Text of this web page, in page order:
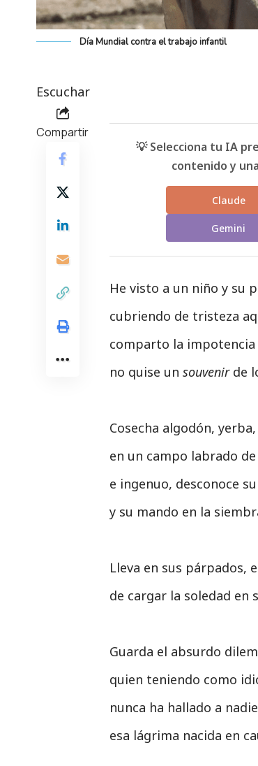
Día Mundial contra el trabajo infantil
Escuchar
Compartir
💡 Selecciona tu IA
contenido y
Claude
Gemini
He visto a un niño y su
cubriendo de tristeza
comparto la
no quise un souvenirde
Cosecha algodón,
en un campo labrado
e ingenuo, desconoce
y su mando en la
Lleva en sus párpados,
de cargar la soledad en
Guarda el absurdo
quien teniendo como
nunca ha hallado a
esa lágrima nacida en